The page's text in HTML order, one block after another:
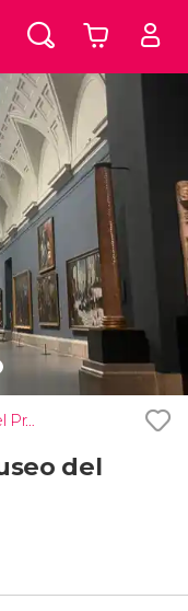
Museo Nacional del Prado
del